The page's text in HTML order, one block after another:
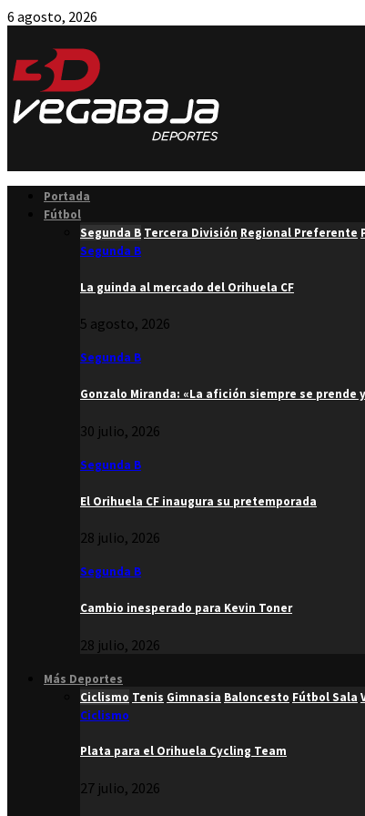
6 agosto, 2026
Portada
Fútbol
Segunda B Tercera División Regional Preferente
Segunda B
La guinda al mercado del Orihuela CF
5 agosto, 2026
Segunda B
Gonzalo Miranda: «La afición siempre se prende
30 julio, 2026
Segunda B
El Orihuela CF inaugura su pretemporada
28 julio, 2026
Segunda B
Cambio inesperado para Kevin Toner
28 julio, 2026
Más Deportes
Ciclismo Tenis Gimnasia Baloncesto Fútbol Sala
Ciclismo
Plata para el Orihuela Cycling Team
27 julio, 2026